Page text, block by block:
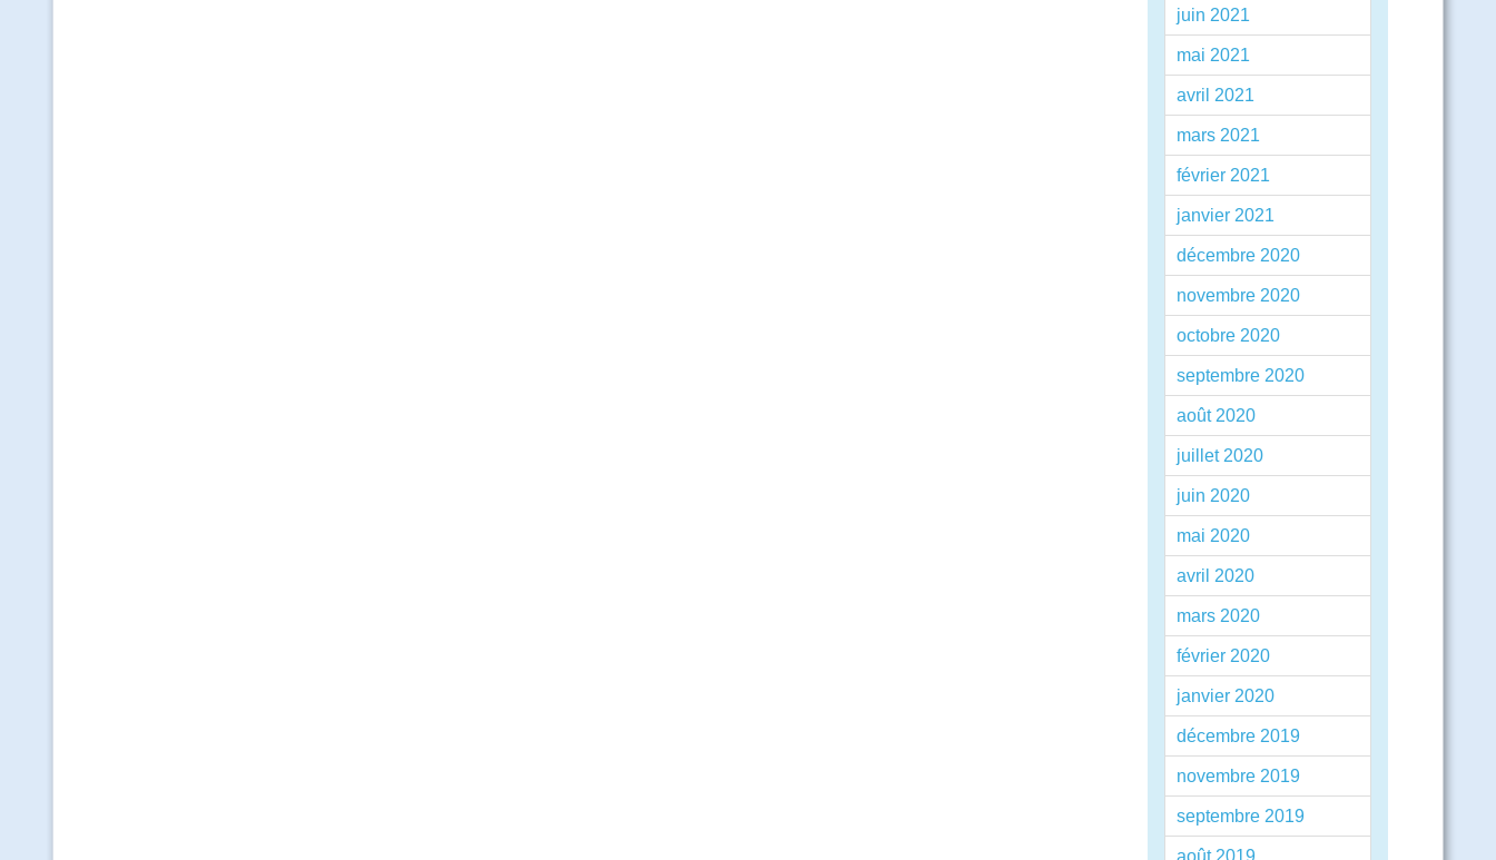
juin 2021
mai 2021
avril 2021
mars 2021
février 2021
janvier 2021
décembre 2020
novembre 2020
octobre 2020
septembre 2020
août 2020
juillet 2020
juin 2020
mai 2020
avril 2020
mars 2020
février 2020
janvier 2020
décembre 2019
novembre 2019
septembre 2019
août 2019